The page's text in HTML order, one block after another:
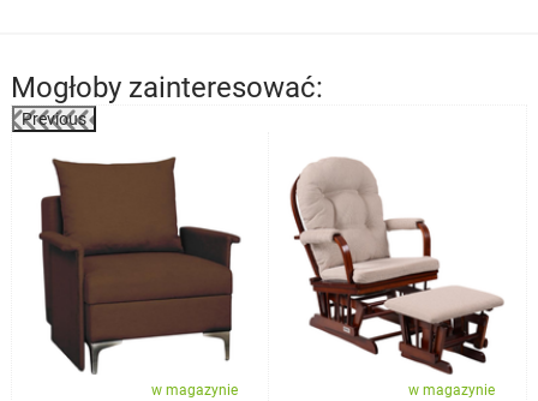
Mogłoby zainteresować:
Previous
w magazynie w magazynie